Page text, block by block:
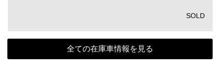
SOLD
全ての在庫車情報を見る